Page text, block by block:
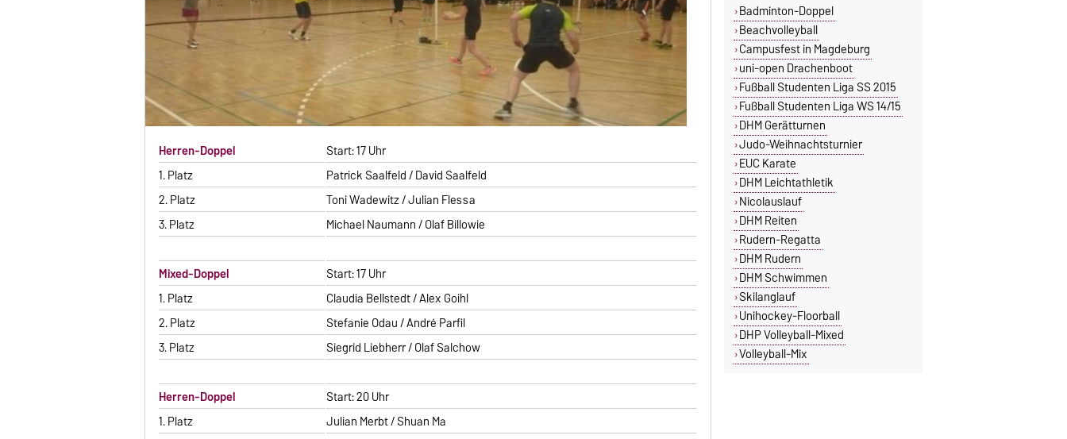
Herren-Doppel
Start: 17 Uhr
1. Platz
Patrick Saalfeld / David Saalfeld
2. Platz
Toni Wadewitz / Julian Flessa
3. Platz
Michael Naumann / Olaf Billowie
Mixed-Doppel
Start: 17 Uhr
1. Platz
Claudia Bellstedt / Alex Goihl
2. Platz
Stefanie Odau / André Parfil
3. Platz
Siegrid Liebherr / Olaf Salchow
Herren-Doppel
Start: 20 Uhr
1. Platz
Julian Merbt / Shuan Ma
Badminton-Doppel
Beachvolleyball
Campusfest in Magdeburg
uni-open Drachenboot
Fußball Studenten Liga SS 2015
Fußball Studenten Liga WS 14/15
DHM Gerätturnen
Judo-Weihnachtsturnier
EUC Karate
DHM Leichtathletik
Nicolauslauf
DHM Reiten
Rudern-Regatta
DHM Rudern
DHM Schwimmen
Skilanglauf
Unihockey-Floorball
DHP Volleyball-Mixed
Volleyball-Mix